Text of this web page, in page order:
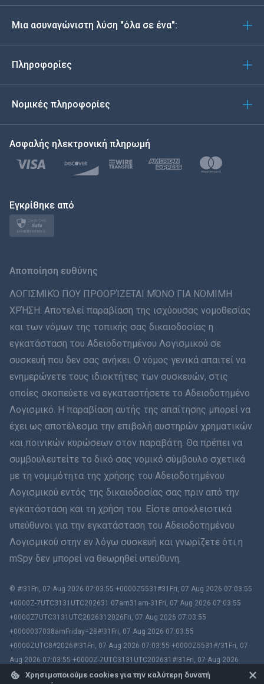
Χρησιμοποιούμε cookies για την καλύτερη δυνατή
Deutsch
Italiano
Türkçe
Polski
日本
ภาษาไทย
Dansk
हिंदी
עברית
Română
Ελληνικά
Tiếng Việt
繁體中文
Μπαχάσα Μελάγιου
Čeština
Magyar
Μια ασυναγώνιστη λύση "όλα σε ένα":
Πληροφορίες
Νομικές πληροφορίες
Ασφαλής ηλεκτρονική πληρωμή
Εγκρίθηκε από
Αποποίηση ευθύνης
ΛΟΓΙΣΜΙΚΌ ΠΟΥ ΠΡΟΟΡΊΖΕΤΑΙ ΜΌΝΟ ΓΙΑ ΝΌΜΙΜΗ
ΧΡΉΣΗ. Αποτελεί παραβίαση της ισχύουσας νομοθεσίας
και των νόμων της τοπικής σας δικαιοδοσίας η
εγκατάσταση του Αδειοδοτημένου Λογισμικού σε
συσκευή που δεν σας ανήκει. Ο νόμος γενικά απαιτεί να
ενημερώνετε τους ιδιοκτήτες των συσκευών, στις
οποίες σκοπεύετε να εγκαταστήσετε το Αδειοδοτημένο
Λογισμικό. Η παραβίαση αυτής της απαίτησης μπορεί να
έχει ως αποτέλεσμα την επιβολή αυστηρών χρηματικών
και ποινικών κυρώσεων στον παραβάτη. Θα πρέπει να
συμβουλευτείτε το δικό σας νομικό σύμβουλο σχετικά
με τη νομιμότητα της χρήσης του Αδειοδοτημένου
Λογισμικού εντός της δικαιοδοσίας σας πριν από την
εγκατάσταση και τη χρήση του. Είστε αποκλειστικά
υπεύθυνοι για την εγκατάσταση του Αδειοδοτημένου
Λογισμικού στην εν λόγω συσκευή και γνωρίζετε ότι η
mSpy δεν μπορεί να θεωρηθεί υπεύθυνη.
© #!31Fri, 07 Aug 2026 07:03:55 +0000Z5531#31Fri, 07 Aug 2026 07:03:55
+0000Z-7UTC3131UTC202631 07am31am-31Fri, 07 Aug 2026 07:03:55
+0000Z7UTC3131UTC2026312026Fri, 07 Aug 2026 07:03:55
+0000037038amFriday=28#!31Fri, 07 Aug 2026 07:03:55
+0000ZUTC8#2026#!31Fri, 07 Aug 2026 07:03:55 +0000Z5531#/31Fri, 07
Aug 2026 07:03:55 +0000Z-7UTC3131UTC202631#!31Fri, 07 Aug 2026
07:03:55 +0000ZUTC8# mSpy. All trademarks are the property of their